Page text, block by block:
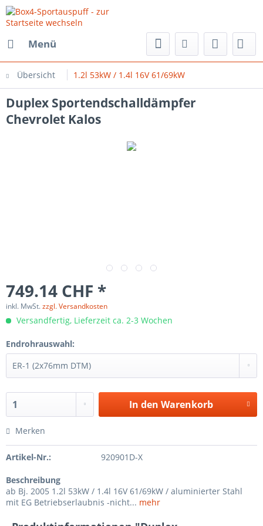
Menü
Übersicht 1.2l 53kW / 1.4l 16V 61/69kW
Duplex Sportendschalldämpfer
Chevrolet Kalos
749.14 CHF *
inkl. MwSt.zzgl. Versandkosten
Versandfertig, Lieferzeit ca. 2-3 Wochen
Endrohrauswahl:
In den Warenkorb
Merken
Artikel-Nr.: 920901D-X
Beschreibung
ab Bj. 2005 1.2l 53kW / 1.4l 16V 61/69kW / aluminierter Stahl
mit EG Betriebserlaubnis -nicht... mehr